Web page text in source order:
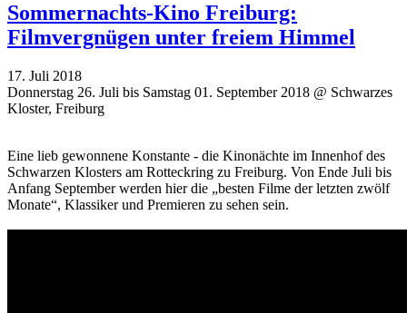
Sommernachts-Kino Freiburg:
Filmvergnügen unter freiem Himmel
17. Juli 2018
Donnerstag 26. Juli bis Samstag 01. September 2018 @ Schwarzes
Kloster, Freiburg
Eine lieb gewonnene Konstante - die Kinonächte im Innenhof des
Schwarzen Klosters am Rotteckring zu Freiburg. Von Ende Juli bis
Anfang September werden hier die „besten Filme der letzten zwölf
Monate“, Klassiker und Premieren zu sehen sein.